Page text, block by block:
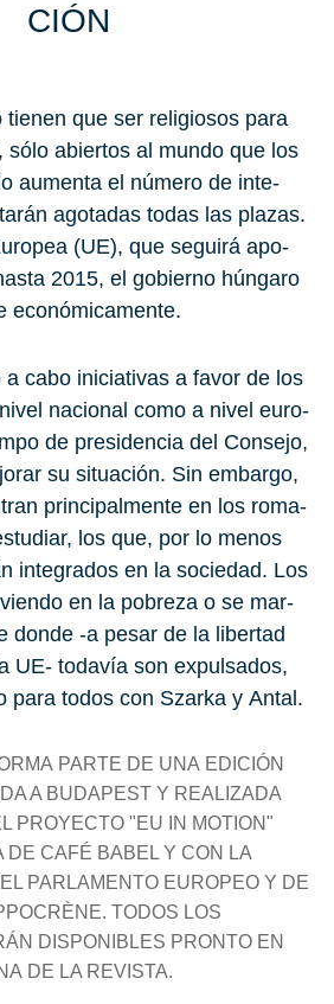
CIÓN
tie­nen que ser re­li­gio­sos para
sólo abier­tos al mundo que los
au­men­ta el nú­me­ro de in­te­
ago­ta­das todas las pla­zas.
(UE), que se­gui­rá apo­
2015, el go­bierno hún­ga­ro
eco­nó­mi­ca­men­te.
cabo ini­cia­ti­vas a favor de los
na­cio­nal como a nivel eu­ro­
de pre­si­den­cia del Con­se­jo,
su si­tua­ción. Sin em­bar­go,
prin­ci­pal­men­te en los ro­ma­
los que, por lo menos
in­te­gra­dos en la so­cie­dad. Los
en la po­bre­za o se mar­
donde -a pesar de la li­ber­tad
UE- to­da­vía son ex­pul­sa­dos,
para todos con Szar­ka y Antal.
PARTE DE UNA EDICIÓN
A BUDAPEST Y REALIZADA
PROYECTO "EU IN MOTION"
DE CAFÉ BABEL Y CON LA
PARLAMENTO EUROPEO Y DE
TODOS LOS
DISPONIBLES PRONTO EN
DE LA REVISTA.